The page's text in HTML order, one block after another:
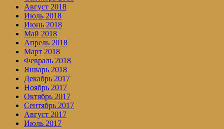
Август 2018
Июль 2018
Июнь 2018
Май 2018
Апрель 2018
Март 2018
Февраль 2018
Январь 2018
Декабрь 2017
Ноябрь 2017
Октябрь 2017
Сентябрь 2017
Август 2017
Июль 2017